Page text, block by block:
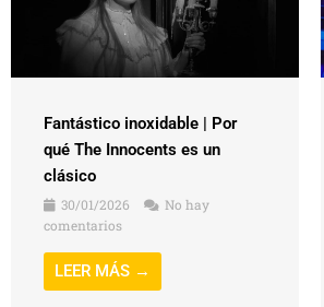
Fantástico inoxidable | Por
qué The Innocents es un
clásico
30/01/2026
No hay
comentarios
LEER MÁS →